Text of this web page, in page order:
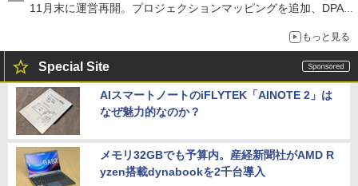
11月末に運営再開。プロジェクションマッピングを追加、DPA
もっと見る
Special Site
AIスマートノートのiFLYTEK「AINOTE 2」は
なぜ魅力的なのか？
メモリ32GBでも予算内。産経新聞社がAMD R
yzen搭載dynabookを2千台導入